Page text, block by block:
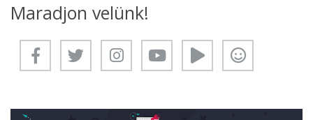
Maradjon velünk!